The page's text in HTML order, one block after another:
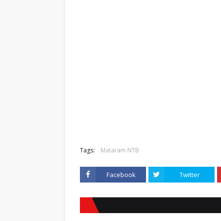
Tags: Mataram NTB
Facebook Twitter